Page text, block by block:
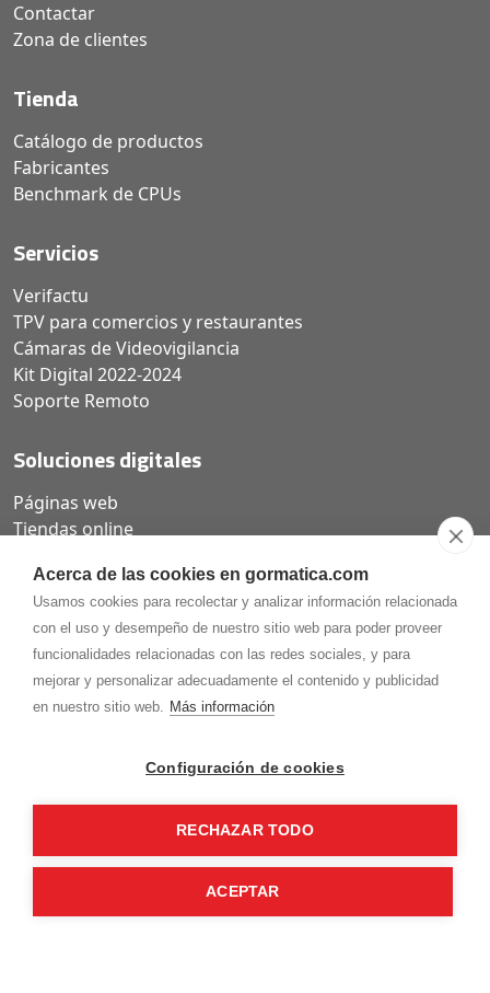
Acerca de las cookies en gormatica.com
Usamos cookies para recolectar y analizar información relacionada
con el uso y desempeño de nuestro sitio web para poder proveer
funcionalidades relacionadas con las redes sociales, y para
mejorar y personalizar adecuadamente el contenido y publicidad
en nuestro sitio web. Más información
Configuración de cookies
RECHAZAR TODO
ACEPTAR
Contactar
Zona de clientes
Tienda
Catálogo de productos
Fabricantes
Benchmark de CPUs
Servicios
Verifactu
TPV para comercios y restaurantes
Cámaras de Videovigilancia
Kit Digital 2022-2024
Soporte Remoto
Soluciones digitales
Páginas web
Tiendas online
975.368.262
Aviso Legal Política de privacidad
Gormaz Informática S.L.C/ Soria, 2 - El Burgo de Osma (Soria)
¡Síguenos en nuestras redes!